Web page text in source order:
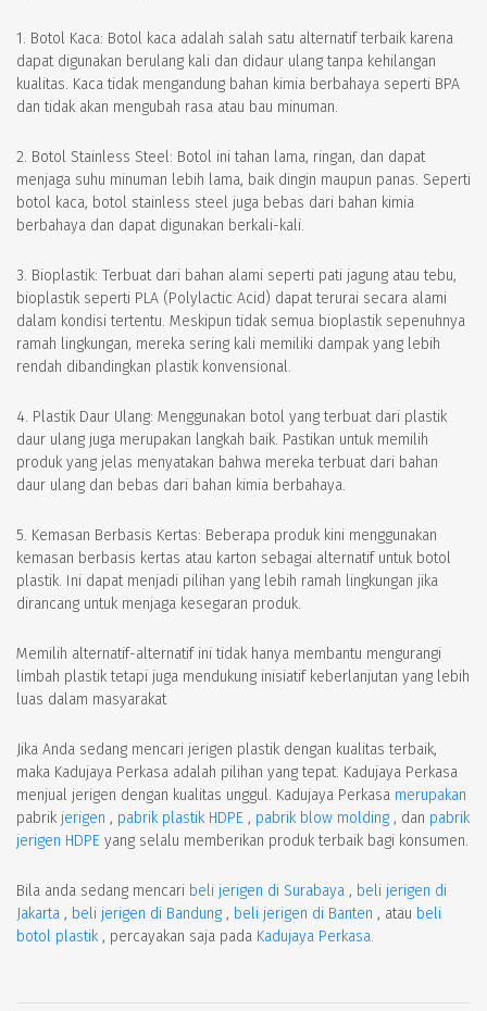
1. Botol Kaca: Botol kaca adalah salah satu alternatif terbaik karena
dapat digunakan berulang kali dan didaur ulang tanpa kehilangan
kualitas. Kaca tidak mengandung bahan kimia berbahaya seperti BPA
dan tidak akan mengubah rasa atau bau minuman.
2. Botol Stainless Steel: Botol ini tahan lama, ringan, dan dapat
menjaga suhu minuman lebih lama, baik dingin maupun panas. Seperti
botol kaca, botol stainless steel juga bebas dari bahan kimia
berbahaya dan dapat digunakan berkali-kali.
3. Bioplastik: Terbuat dari bahan alami seperti pati jagung atau tebu,
bioplastik seperti PLA (Polylactic Acid) dapat terurai secara alami
dalam kondisi tertentu. Meskipun tidak semua bioplastik sepenuhnya
ramah lingkungan, mereka sering kali memiliki dampak yang lebih
rendah dibandingkan plastik konvensional.
4. Plastik Daur Ulang: Menggunakan botol yang terbuat dari plastik
daur ulang juga merupakan langkah baik. Pastikan untuk memilih
produk yang jelas menyatakan bahwa mereka terbuat dari bahan
daur ulang dan bebas dari bahan kimia berbahaya.
5. Kemasan Berbasis Kertas: Beberapa produk kini menggunakan
kemasan berbasis kertas atau karton sebagai alternatif untuk botol
plastik. Ini dapat menjadi pilihan yang lebih ramah lingkungan jika
dirancang untuk menjaga kesegaran produk.
Memilih alternatif-alternatif ini tidak hanya membantu mengurangi
limbah plastik tetapi juga mendukung inisiatif keberlanjutan yang lebih
luas dalam masyarakat
Jika Anda sedang mencari jerigen plastik dengan kualitas terbaik,
maka Kadujaya Perkasa adalah pilihan yang tepat. Kadujaya Perkasa
menjual jerigen dengan kualitas unggul. Kadujaya Perkasa merupakan
pabrik jerigen , pabrik plastik HDPE , pabrik blow molding , dan pabrik
jerigen HDPE yang selalu memberikan produk terbaik bagi konsumen.
Bila anda sedang mencari beli jerigen di Surabaya , beli jerigen di
Jakarta , beli jerigen di Bandung , beli jerigen di Banten , atau beli
botol plastik , percayakan saja pada Kadujaya Perkasa.